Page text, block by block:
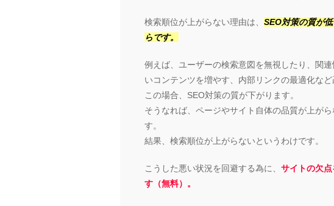
検索順位が上がらない理由は、 SEO対策の質が
らです。
例えば、ユーザーの検索意図を無視したり、関
いコンテンツを増やす、内部リンクの最適化など
この場合、SEO対策の質が下がります。
そうなれば、ページやサイト自体の品質が上が
す。
結果、検索順位が上がらないというわけです。
こうした悪い状況を回避する為に、 サイトの欠
す（無料）。